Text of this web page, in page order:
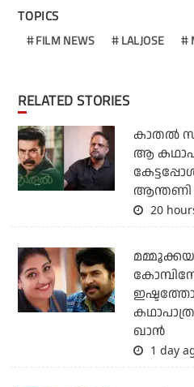
TOPICS
FILM NEWS LALJOSE
RELATED STORIES
കാതൽ
ആ
ആന്തണി
20
ഖാൻ
1 day